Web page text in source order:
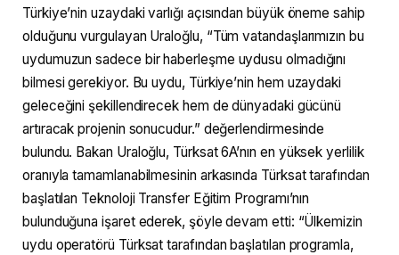
Türkiye’nin uzaydaki varlığı açısından büyük öneme sahip
olduğunu vurgulayan Uraloğlu, “Tüm vatandaşlarımızın bu
uydumuzun sadece bir haberleşme uydusu olmadığını
bilmesi gerekiyor. Bu uydu, Türkiye’nin hem uzaydaki
geleceğini şekillendirecek hem de dünyadaki gücünü
artıracak projenin sonucudur.” değerlendirmesinde
bulundu. Bakan Uraloğlu, Türksat 6A’nın en yüksek yerlilik
oranıyla tamamlanabilmesinin arkasında Türksat tarafından
başlatılan Teknoloji Transfer Eğitim Programı’nın
bulunduğuna işaret ederek, şöyle devam etti: “Ülkemizin
uydu operatörü Türksat tarafından başlatılan programla,